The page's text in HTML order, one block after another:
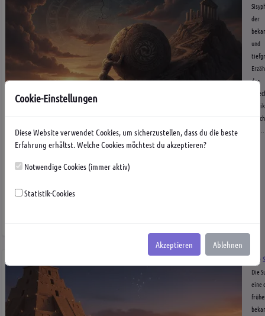
der
und
der
Die
eine
Cookie-Einstellungen
Diese Website verwendet Cookies, um sicherzustellen, dass du die beste
Erfahrung erhältst. Welche Cookies möchtest du akzeptieren?
Notwendige Cookies (immer aktiv)
Statistik-Cookies
Akzeptieren Ablehnen